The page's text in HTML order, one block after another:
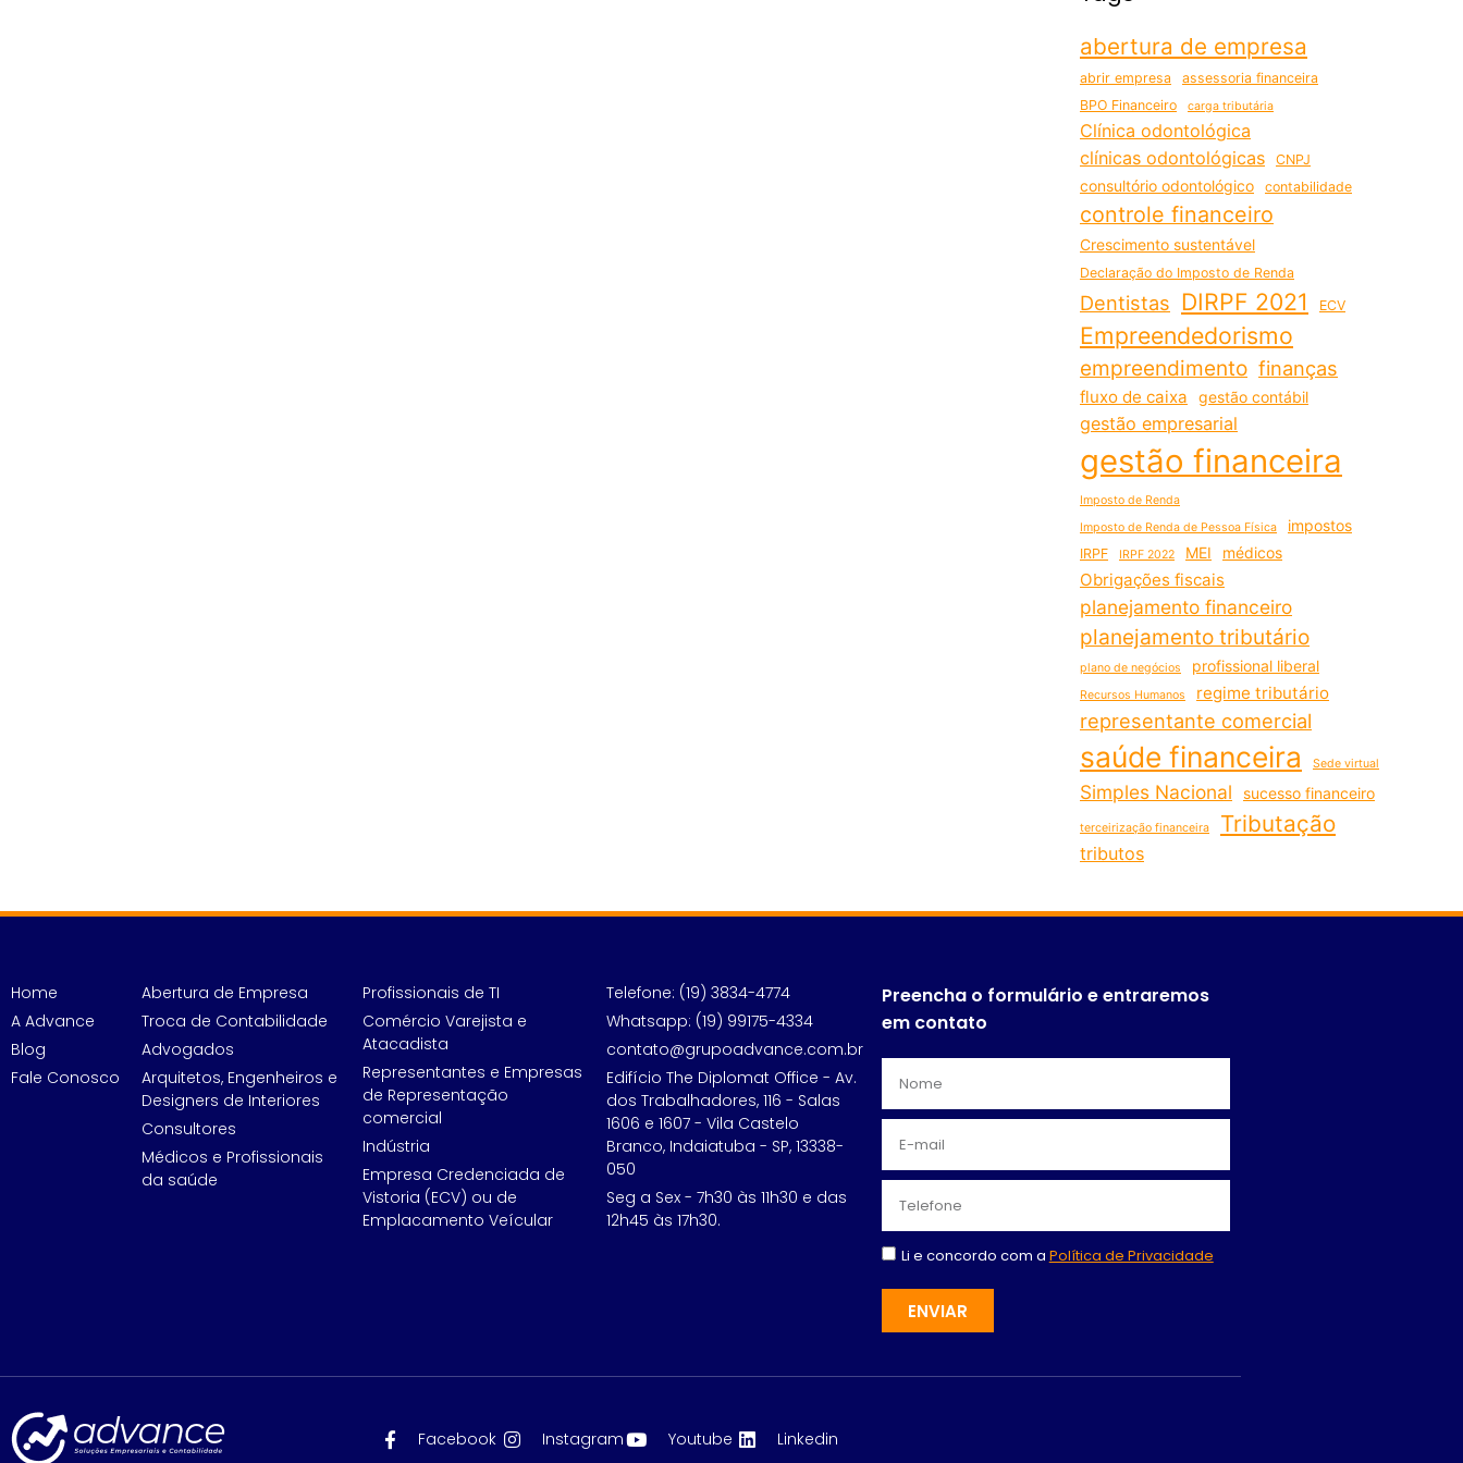
abertura de empresa
abrir empresa
assessoria financeira
BPO Financeiro
carga tributária
Clínica odontológica
clínicas odontológicas
CNPJ
consultório odontológico contabilidade
controle financeiro
Crescimento sustentável
Declaração do Imposto de Renda
Dentistas DIRPF 2021 ECV
Empreendedorismo
empreendimento finanças
fluxo de caixa gestão contábil
gestão empresarial
gestão financeira
Imposto de Renda
Imposto de Renda de Pessoa Física
impostos
IRPF IRPF 2022 MEI médicos
Obrigações fiscais
planejamento financeiro
planejamento tributário
plano de negócios profissional liberal
Recursos Humanos regime tributário
representante comercial
saúde financeira Sede virtual
Simples Nacional sucesso financeiro
terceirização financeira Tributação
tributos
Home
A Advance
Blog
Fale Conosco
Abertura de Empresa
Troca de Contabilidade
Advogados
Arquitetos, Engenheiros e
Designers de Interiores
Consultores
Médicos e Profissionais
da saúde
Profissionais de TI
Comércio Varejista e
Atacadista
Representantes e Empresas
de Representação
comercial
Indústria
Empresa Credenciada de
Vistoria (ECV) ou de
Emplacamento Veícular
Telefone: (19) 3834-4774
Whatsapp: (19) 99175-4334
contato@grupoadvance.com.br
Edifício The Diplomat Office - Av.
dos Trabalhadores, 116 - Salas
1606 e 1607 - Vila Castelo
Branco, Indaiatuba - SP, 13338-
050
Seg a Sex - 7h30 às 11h30 e das
12h45 às 17h30.
Preencha o formulário e entraremos
em contato
Li e concordo com a Política de Privacidade
ENVIAR
Facebook Instagram Youtube Linkedin